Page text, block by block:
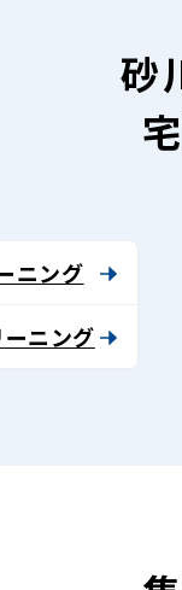
砂
ニング
ニング